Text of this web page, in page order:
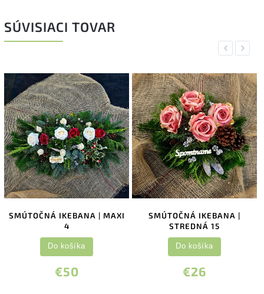
SÚVISIACI TOVAR
Previous
SMÚTOČNÁ IKEBANA | MAXI
4
€50
Do košíka
SMÚTOČNÁ IKEBANA |
STREDNÁ 15
€26
Do košíka
Next